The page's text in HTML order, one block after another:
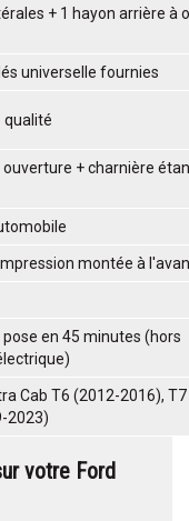
+ 1 hayon arrière à
universelle fournies
qualité
ouverture + charnière
montée à
en 45 minutes (hors
Cab T6 (2012-2016),
2023)
votre Ford